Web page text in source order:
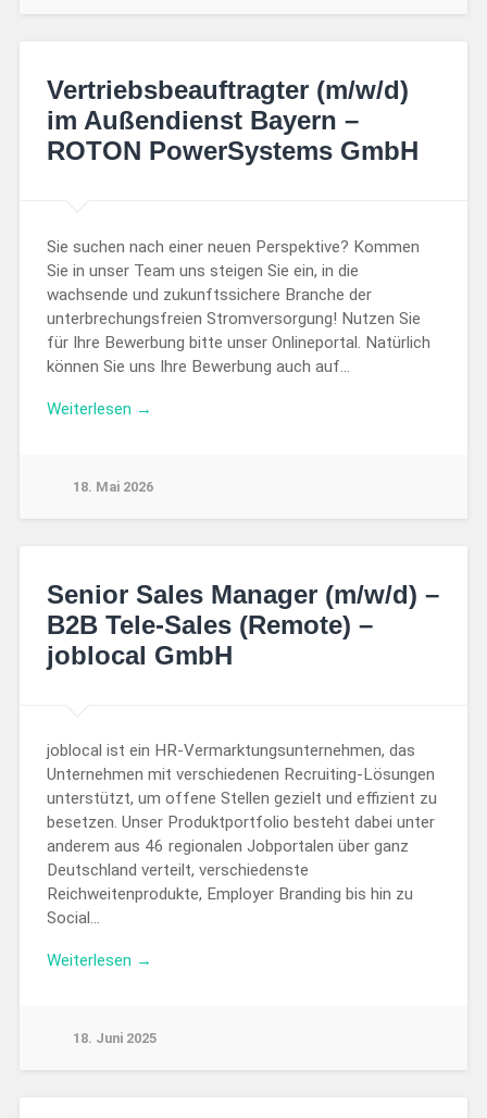
Vertriebsbeauftragter (m/w/d)
im Außendienst Bayern –
ROTON PowerSystems GmbH
Sie suchen nach einer neuen Perspektive? Kommen
Sie in unser Team uns steigen Sie ein, in die
wachsende und zukunftssichere Branche der
unterbrechungsfreien Stromversorgung! Nutzen Sie
für Ihre Bewerbung bitte unser Onlineportal. Natürlich
können Sie uns Ihre Bewerbung auch auf…
Weiterlesen →
18. Mai 2026
Senior Sales Manager (m/w/d) –
B2B Tele-Sales (Remote) –
joblocal GmbH
joblocal ist ein HR-Vermarktungsunternehmen, das
Unternehmen mit verschiedenen Recruiting-Lösungen
unterstützt, um offene Stellen gezielt und effizient zu
besetzen. Unser Produktportfolio besteht dabei unter
anderem aus 46 regionalen Jobportalen über ganz
Deutschland verteilt, verschiedenste
Reichweitenprodukte, Employer Branding bis hin zu
Social…
Weiterlesen →
18. Juni 2025